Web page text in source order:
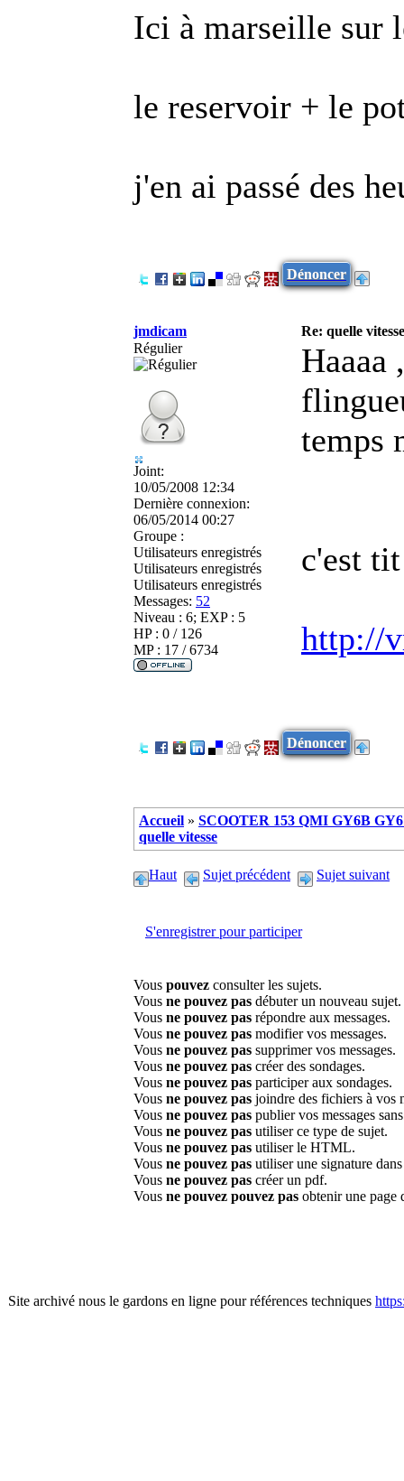
Ici à marseille sur
le reservoir + le
j'en ai passé des
Dénoncer
jmdicam
Re: quelle vitesse
Régulier
Joint:
10/05/2008 12:34
Dernière connexion:
06/05/2014 00:27
Groupe :
Utilisateurs enregistrés
Utilisateurs enregistrés
Utilisateurs enregistrés
Messages: 52
Niveau : 6; EXP : 5
HP : 0 / 126
MP : 17 / 6734
Haaaa
temps
c'est
http://
Dénoncer
Accueil » SCOOTER 153 QMI GY6B
quelle vitesse
Haut Sujet précédent Sujet suivant
S'enregistrer pour participer
Vous pouvez consulter les sujets.
Vous ne pouvez pas débuter un nouveau sujet.
Vous ne pouvez pas répondre aux messages.
Vous ne pouvez pas modifier vos messages.
Vous ne pouvez pas supprimer vos messages.
Vous ne pouvez pas créer des sondages.
Vous ne pouvez pas participer aux sondages.
Vous ne pouvez pas joindre des fichiers à vos
Vous ne pouvez pas publier vos messages
Vous ne pouvez pas utiliser ce type de sujet.
Vous ne pouvez pas utiliser le HTML.
Vous ne pouvez pas utiliser une signature
Vous ne pouvez pas créer un pdf.
Vous ne pouvez pouvez pas obtenir une page
Site archivé nous le gardons en ligne pour références techniques